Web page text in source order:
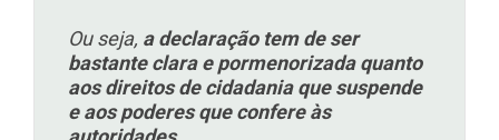
Ou seja, a declaração tem de ser
bastante clara e pormenorizada quanto
aos direitos de cidadania que suspende
e aos poderes que confere às